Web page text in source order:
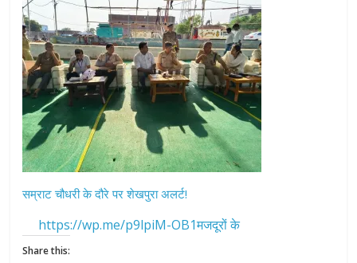
सम्राट चौधरी के दौरे पर शेखपुरा अलर्ट!
https://wp.me/p9lpiM-OB1मजदूरों के
Share this: